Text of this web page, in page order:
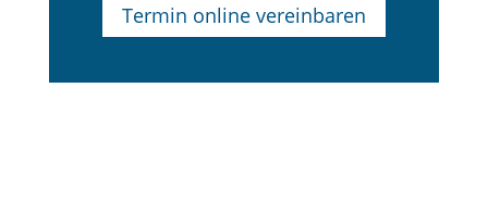
Termin online vereinbaren